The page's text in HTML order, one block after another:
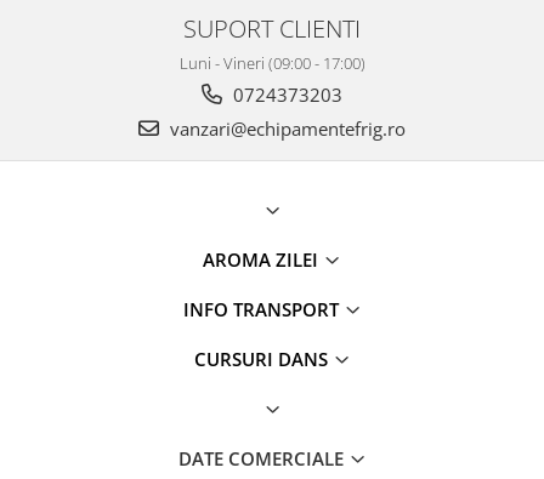
SUPORT CLIENTI
Luni - Vineri (09:00 - 17:00)
0724373203
vanzari@echipamentefrig.ro
AROMA ZILEI
INFO TRANSPORT
CURSURI DANS
DATE COMERCIALE